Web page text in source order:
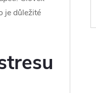
je důležité